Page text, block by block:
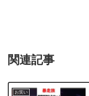
関連記事
お笑い